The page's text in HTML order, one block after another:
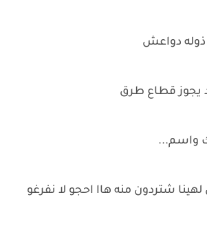
دواعش
يجوز قطاع طرق
واسم...
شتردون منه هاا احجو لا نفرغو